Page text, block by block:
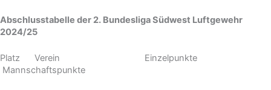
Abschlusstabelle der 2. Bundesliga Südwest Luftgewehr
2024/25
Platz Verein Einzelpunkte
Mannschaftspunkte